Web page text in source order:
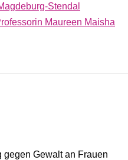
Stendal
Maureen Maisha
gegen Gewalt an Frauen